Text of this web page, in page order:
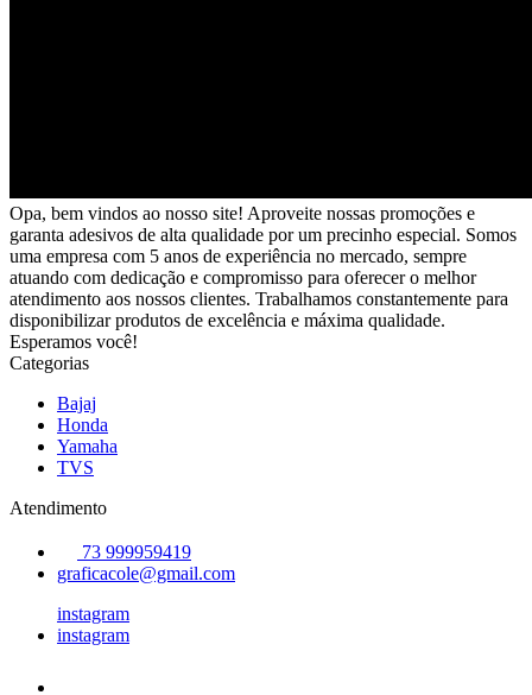
Opa, bem vindos ao nosso site! Aproveite nossas promoções e
garanta adesivos de alta qualidade por um precinho especial. Somos
uma empresa com 5 anos de experiência no mercado, sempre
atuando com dedicação e compromisso para oferecer o melhor
atendimento aos nossos clientes. Trabalhamos constantemente para
disponibilizar produtos de excelência e máxima qualidade.
Esperamos você!
Categorias
Bajaj
Honda
Yamaha
TVS
Atendimento
73 999959419
graficacole@gmail.com
instagram
instagram